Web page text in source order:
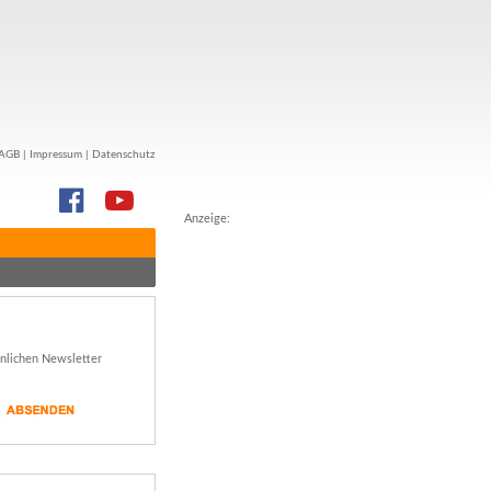
Anzeige:
Impressum Datenschutz
Newsletter